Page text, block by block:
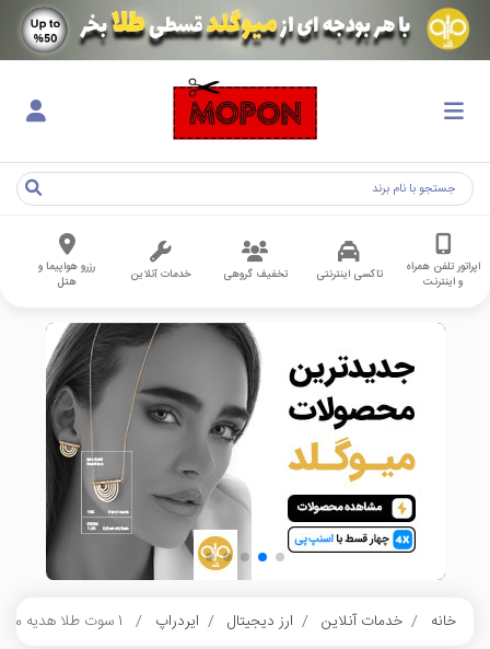
اپراتور تلفن همراه
و اینترنت
تاکسی اینترنتی تخفیف گروهی خدمات آنلاین
رزرو هواپیما و
هتل
خانه خدمات آنلاین ارز دیجیتال ایردراپ